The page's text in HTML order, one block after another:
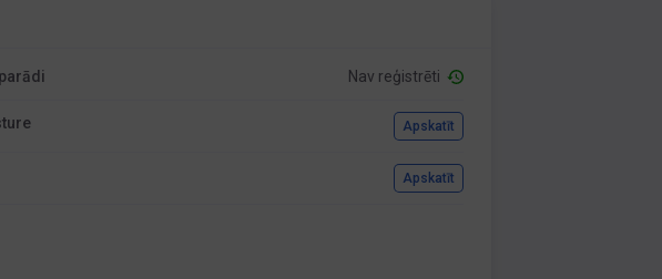
Nav reģistrēti
Apskatīt
Apskatīt